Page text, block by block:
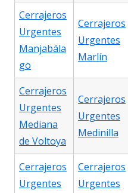
Cerrajeros
Urgentes
Manjabála
go
Cerrajeros
Urgentes
Marlín
Cerrajeros
Urgentes
Mediana
de Voltoya
Cerrajeros
Urgentes
Medinilla
Cerrajeros
Urgentes
Cerrajeros
Urgentes